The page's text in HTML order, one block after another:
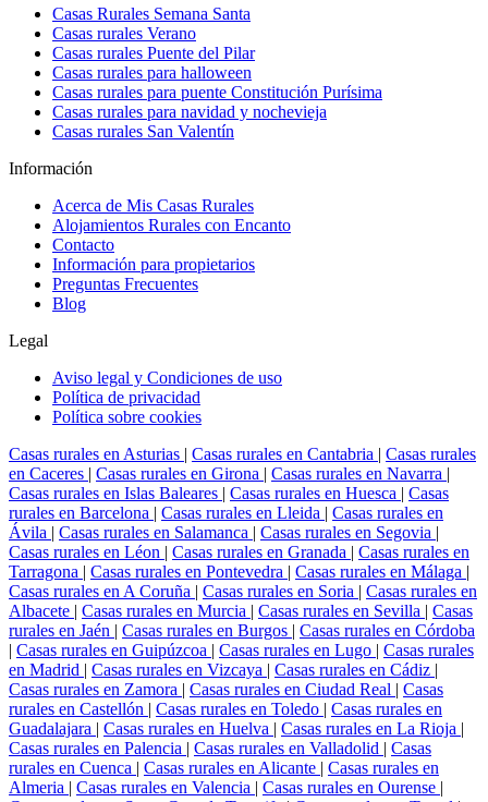
Casas Rurales Semana Santa
Casas rurales Verano
Casas rurales Puente del Pilar
Casas rurales para halloween
Casas rurales para puente Constitución Purísima
Casas rurales para navidad y nochevieja
Casas rurales San Valentín
Información
Acerca de Mis Casas Rurales
Alojamientos Rurales con Encanto
Contacto
Información para propietarios
Preguntas Frecuentes
Blog
Legal
Aviso legal y Condiciones de uso
Política de privacidad
Política sobre cookies
Casas rurales en Asturias | Casas rurales en Cantabria | Casas rurales
en Caceres | Casas rurales en Girona | Casas rurales en Navarra |
Casas rurales en Islas Baleares | Casas rurales en Huesca | Casas
rurales en Barcelona | Casas rurales en Lleida | Casas rurales en
Ávila | Casas rurales en Salamanca | Casas rurales en Segovia |
Casas rurales en Léon | Casas rurales en Granada | Casas rurales en
Tarragona | Casas rurales en Pontevedra | Casas rurales en Málaga |
Casas rurales en A Coruña | Casas rurales en Soria | Casas rurales en
Albacete | Casas rurales en Murcia | Casas rurales en Sevilla | Casas
rurales en Jaén | Casas rurales en Burgos | Casas rurales en Córdoba
| Casas rurales en Guipúzcoa | Casas rurales en Lugo | Casas rurales
en Madrid | Casas rurales en Vizcaya | Casas rurales en Cádiz |
Casas rurales en Zamora | Casas rurales en Ciudad Real | Casas
rurales en Castellón | Casas rurales en Toledo | Casas rurales en
Guadalajara | Casas rurales en Huelva | Casas rurales en La Rioja |
Casas rurales en Palencia | Casas rurales en Valladolid | Casas
rurales en Cuenca | Casas rurales en Alicante | Casas rurales en
Almeria | Casas rurales en Valencia | Casas rurales en Ourense |